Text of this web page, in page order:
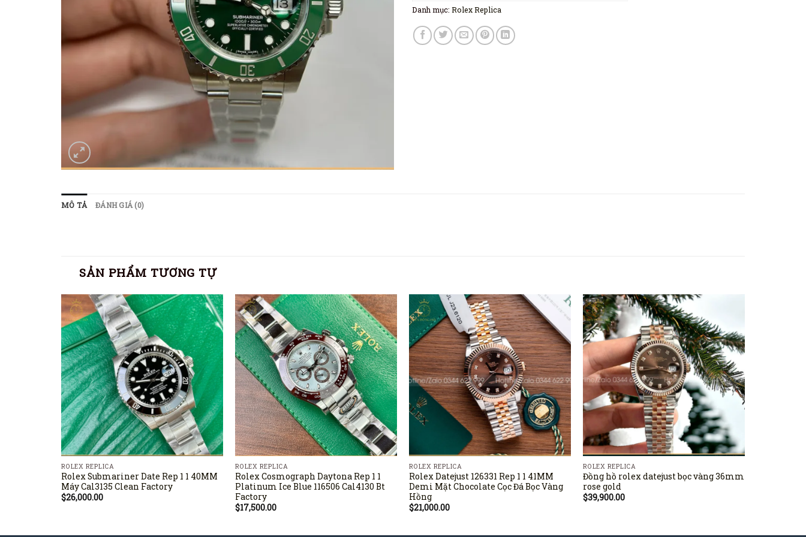
Danh mục: Rolex Replica
MÔ TẢ ĐÁNH GIÁ (0)
SẢN PHẨM TƯƠNG TỰ
ROLEX REPLICA
Rolex Submariner Date Rep 1 1 40MM
Máy Cal3135 Clean Factory
$26,000.00
ROLEX REPLICA
Rolex Cosmograph Daytona Rep 1 1
Platinum Ice Blue 116506 Cal4130 Bt
Factory
$17,500.00
ROLEX REPLICA
Rolex Datejust 126331 Rep 1 1 41MM
Demi Mặt Chocolate Cọc Đá Bọc Vàng
Hồng
$21,000.00
ROLEX REPLICA
Đồng hồ rolex datejust bọc vàng 36mm
rose gold
$39,900.00